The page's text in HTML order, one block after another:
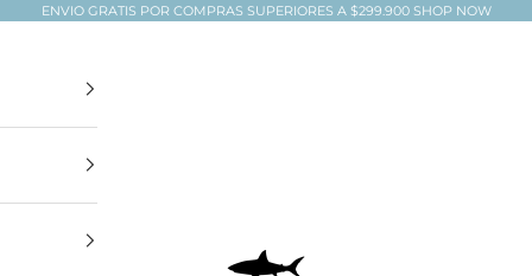
ENVIO GRATIS POR COMPRAS SUPERIORES A $299.900 SHOP NOW
Salvador Beachwear